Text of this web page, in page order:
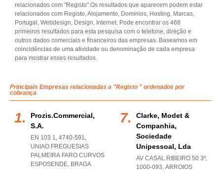
relacionados com "Registo".Os resultados que aparecem podem estar
relacionados com Registo, Alojamento, Dominios, Hosting, Marcas,
Portugal, Webdesign, Design, Internet. Pode encontrar os 468
primeiros resultados para esta pesquisa com o telefone, direção e
outros dados comerciais e financeiros das empresas. Baseamos em
coincidências de uma atividade ou denominação de cada empresa
para mostrar esses resultados.
Principais Empresas relacionadas a "Registo " ordenados por
cobrança
Prozis.commercial,
S.a.
EN 103 1, 4740-591,
UNIAO FREGUESIAS
PALMEIRA FARO CURVOS
ESPOSENDE, BRAGA
Clarke, Modet &
Companhia,
Sociedade
Unipessoal, Lda
AV CASAL RIBEIRO 50 3º,
1000-093, ARROIOS